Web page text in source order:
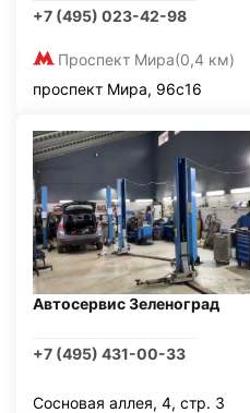
+7 (495) 023-42-98
Проспект Мира(0,4 км)
проспект Мира, 96с16
Автосервис Зеленоград
+7 (495) 431-00-33
Сосновая аллея, 4, стр. 3